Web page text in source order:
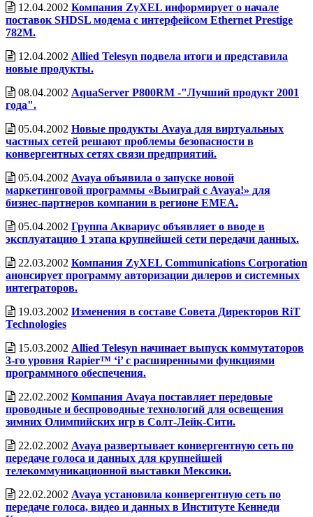
12.04.2002 Компания ZyXEL информирует о начале
поставок SHDSL модема с интерфейсом Ethernet Prestige
782M.
12.04.2002 Allied Telesyn подвела итоги и представила
новые продукты.
08.04.2002 AquaServer P800RM -"Лучший продукт 2001
года".
05.04.2002 Новые продукты Avaya для виртуальных
частных сетей решают проблемы безопасности в
конвергентных сетях связи предприятий.
05.04.2002 Avaya объявила о запуске новой
маркетинговой программы «Выиграй с Avaya!» для
бизнес-партнеров компании в регионе EMEA.
05.04.2002 Группа Аквариус объявляет о вводе в
эксплуатацию 1 этапа крупнейшей сети передачи данных.
22.03.2002 Компания ZyXEL Communications Corporation
анонсирует программу авторизации дилеров и системных
интеграторов.
19.03.2002 Изменения в составе Совета Директоров RiT
Technologies
15.03.2002 Allied Telesyn начинает выпуск коммутаторов
3-го уровня Rapier™ ‘i’ с расширенными функциями
программного обеспечения.
22.02.2002 Компания Avaya поставляет передовые
проводные и беспроводные технологий для освещения
зимних Олимпийских игр в Солт-Лейк-Сити.
22.02.2002 Avaya развертывает конвергентную сеть по
передаче голоса и данных для крупнейшей
телекоммуникационной выставки Мексики.
22.02.2002 Avaya установила конвергентную сеть по
передаче голоса, видео и данных в Институте Кеннеди